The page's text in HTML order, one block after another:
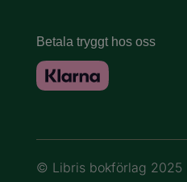
Betala tryggt hos oss
© Libris bokförlag 2025 |